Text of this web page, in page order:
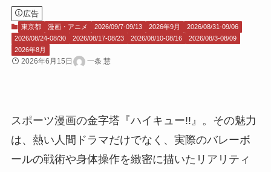
広告
東京都 漫画・アニメ 2026/09/7-09/13 2026年9月
2026/08/31-09/06
2026/08/24-08/30
2026/08/17-08/23 2026/08/10-08/16
2026/08/3-08/09
2026年8月
2026年6月15日 一条 慧
スポーツ漫画の金字塔『ハイキュー!!』。その魅力
は、熱い人間ドラマだけでなく、実際のバレーボ
ールの戦術や身体操作を緻密に描いたリアリティ